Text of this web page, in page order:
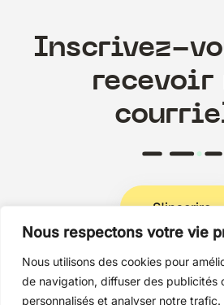
Nous respectons votre vie
Nous utilisons des cookies pour
de navigation, diffuser des publicités
personnalisés et analyser notre
Inscrivez-
recevoir
S'inscrire